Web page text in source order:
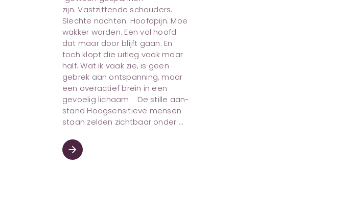
zijn. Vastzittende schouders.
Slechte nachten. Hoofdpijn. Moe
wakker worden. Een vol hoofd
dat maar door blijft gaan. En
toch klopt die uitleg vaak maar
half. Wat ik vaak zie, is geen
gebrek aan ontspanning, maar
een overactief brein in een
gevoelig lichaam. De stille aan-
stand Hoogsensitieve mensen
staan zelden zichtbaar onder
arrow_forward